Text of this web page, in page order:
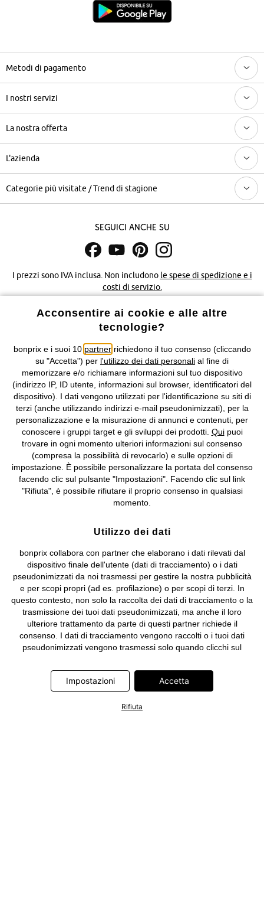
Metodi di pagamento
I nostri servizi
La nostra offerta
L'azienda
Categorie più visitate / Trend di stagione
Seguici anche su
I prezzi sono IVA inclusa. Non includono le spese di spedizione e i
costi di servizio.
Condizioni di vendita Accessibilità
Informativa privacy e cookie
Informazioni legali Diritto di recesso
©2026 bonprix.Tutti i diritti riservati.
bonprix S.r.l. con socio unico, sede legale: via Adua 33 - 13855
Valdengo (BI) C.F. 01510910027 - P.I. 01939830020, Reg. Imprese di
Biella n. 01510910027, R.E.A. BI - 171345, N. Reg. Pile:
IT09060P00000858, N. Reg. AEE: IT08020000002105 Capitale
Sociale: euro 1.000.000 i.v, Società soggetta all'attività di direzione
e coordinamento di bonprix Beteiligungs -Verwaltungsgesellschaft
mbH.
Acconsentire ai cookie e alle altre
tecnologie?
bonprix e i suoi 10 partnerrichiedono il tuo consenso (cliccando
su "Accetta") per l'utilizzo dei dati personali al fine di
memorizzare e/o richiamare informazioni sul tuo dispositivo
(indirizzo IP, ID utente, informazioni sul browser, identificatori del
dispositivo). I dati vengono utilizzati per l'identificazione su siti di
terzi (anche utilizzando indirizzi e-mail pseudonimizzati), per la
personalizzazione e la misurazione di annunci e contenuti, per
conoscere i gruppi target e gli sviluppi dei prodotti. Quipuoi
trovare in ogni momento ulteriori informazioni sul consenso
(compresa la possibilità di revocarlo) e sulle opzioni di
impostazione. È possibile personalizzare la portata del consenso
facendo clic sul pulsante "Impostazioni". Facendo clic sul link
"Rifiuta", è possibile rifiutare il proprio consenso in qualsiasi
momento.
Utilizzo dei dati
bonprix collabora con partner che elaborano i dati rilevati dal
dispositivo finale dell'utente (dati di tracciamento) o i dati
pseudonimizzati da noi trasmessi per gestire la nostra pubblicità
e per scopi propri (ad es. profilazione) o per scopi di terzi. In
questo contesto, non solo la raccolta dei dati di tracciamento o la
trasmissione dei tuoi dati pseudonimizzati, ma anche il loro
ulteriore trattamento da parte di questi partner richiede il
consenso. I dati di tracciamento vengono raccolti o i tuoi dati
pseudonimizzati vengono trasmessi solo quando clicchi sul
seguenti società: Adjust GmbH, Criteo SA, Google Ireland
Limited, Hurra Communications GmbH, ID5 Technology Ltd,
Meta Platforms Ireland Limited, Microsoft Ireland Operations
Limited, Pinterest Europe Limited, RTB-House GmbH, TikTok
Impostazioni Accetta
Rifiuta